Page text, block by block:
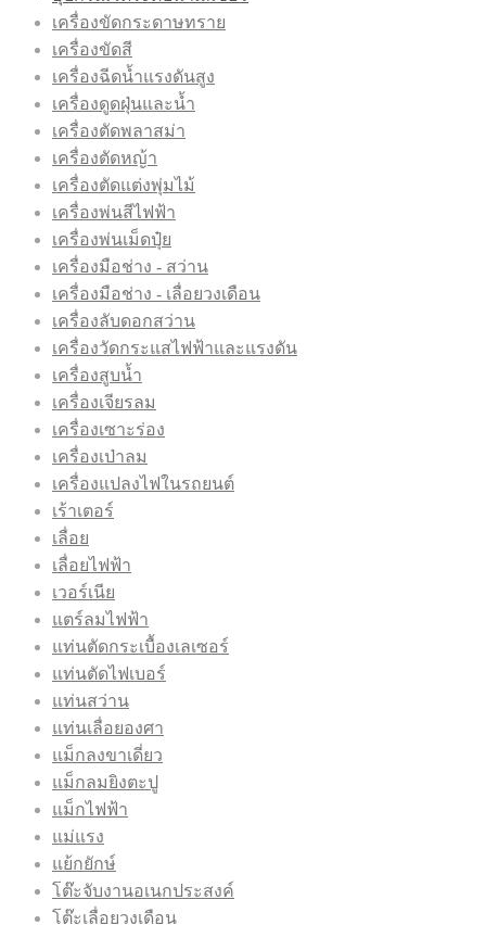
เครื่องขัดกระดาษทราย
เครื่องขัดสี
เครื่องฉีดน้ำแรงดันสูง
เครื่องดูดฝุ่นและน้ำ
เครื่องตัดพลาสม่า
เครื่องตัดหญ้า
เครื่องตัดแต่งพุ่มไม้
เครื่องพ่นสีไฟฟ้า
เครื่องพ่นเม็ดปุ๋ย
เครื่องมือช่าง - สว่าน
เครื่องมือช่าง - เลื่อยวงเดือน
เครื่องลับดอกสว่าน
เครื่องวัดกระแสไฟฟ้าและแรงดัน
เครื่องสูบน้ำ
เครื่องเจียรลม
เครื่องเซาะร่อง
เครื่องเป่าลม
เครื่องแปลงไฟในรถยนต์
เร้าเตอร์
เลื่อย
เลื่อยไฟฟ้า
เวอร์เนีย
แตร์ลมไฟฟ้า
แท่นตัดกระเบื้องเลเซอร์
แท่นตัดไฟเบอร์
แท่นสว่าน
แท่นเลื่อยองศา
แม็กลงขาเดี่ยว
แม็กลมยิงตะปู
แม็กไฟฟ้า
แม่แรง
แย้กยักษ์
โต๊ะจับงานอเนกประสงค์
โต๊ะเลื่อยวงเดือน